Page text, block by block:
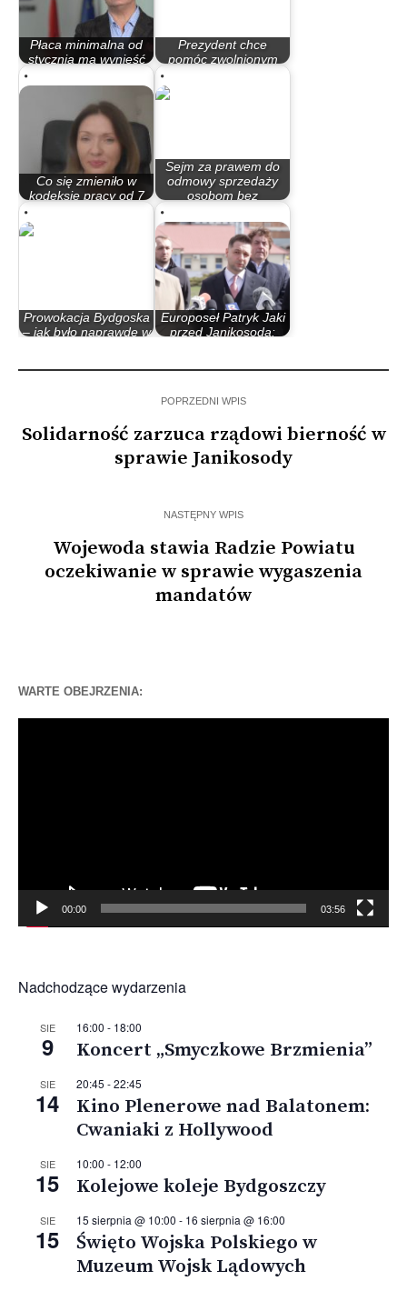
Płaca minimalna od
stycznia ma wynieść
Prezydent chce
pomóc zwolnionym
Co się zmieniło w
kodeksie pracy od 7
Sejm za prawem do
odmowy sprzedaży
osobom bez
Prowokacja Bydgoska
– jak było naprawdę w
Europoseł Patryk Jaki
przed Janikosodą:
POPRZEDNI WPIS
Solidarność zarzuca rządowi bierność w
sprawie Janikosody
NASTĘPNY WPIS
Wojewoda stawia Radzie Powiatu
oczekiwanie w sprawie wygaszenia
mandatów
WARTE OBEJRZENIA:
00:00 03:56
Nadchodzące wydarzenia
SIE
9
16:00 - 18:00
Koncert „Smyczkowe Brzmienia”
SIE
14
20:45 -22:45
Kino Plenerowe nad Balatonem:
Cwaniaki z Hollywood
SIE
15
10:00 - 12:00
Kolejowe koleje Bydgoszczy
SIE
15
15 sierpnia @ 10:00 - 16 sierpnia @ 16:00
Święto Wojska Polskiego w
Muzeum Wojsk Lądowych